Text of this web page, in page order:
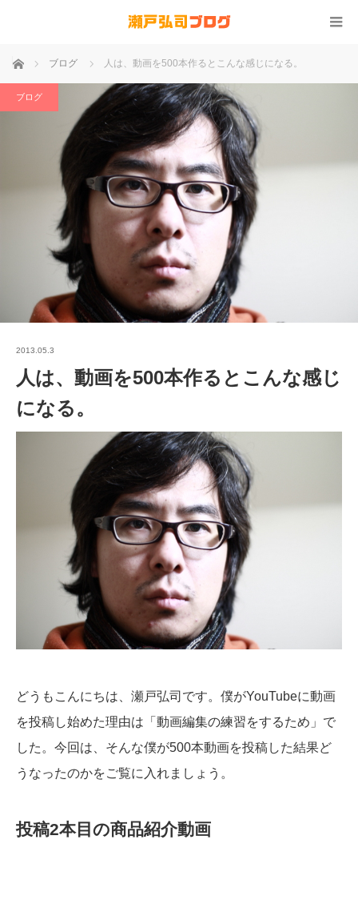
ホーム ブログ 人は、動画を500本作るとこんな感じになる。
ブログ
2013.05.3
人は、動画を500本作るとこんな感じ
になる。
どうもこんにちは、瀬戸弘司です。僕がYouTubeに動画
を投稿し始めた理由は「動画編集の練習をするため」で
した。今回は、そんな僕が500本動画を投稿した結果ど
うなったのかをご覧に入れましょう。
投稿2本目の商品紹介動画